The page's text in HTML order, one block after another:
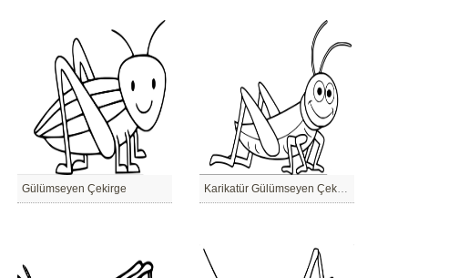
Gülümseyen Çekirge Karikatür Gülümseyen Çekirge